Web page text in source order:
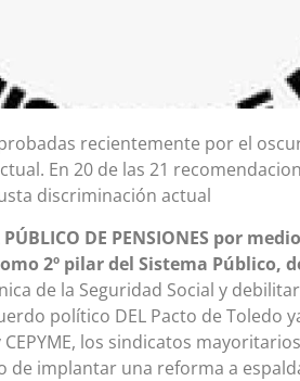
recientemente por el
En 20 de las 21
discriminación actual
PÚBLICO DE PENSIONES por
2º pilar del Sistema Público, de
de la Seguridad Social y
político DEL Pacto de Toledo
los sindicatos
de implantar una reforma a